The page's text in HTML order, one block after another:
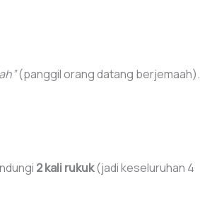
(panggil orang datang berjemaah).
2 kali rukuk(jadi keseluruhan 4